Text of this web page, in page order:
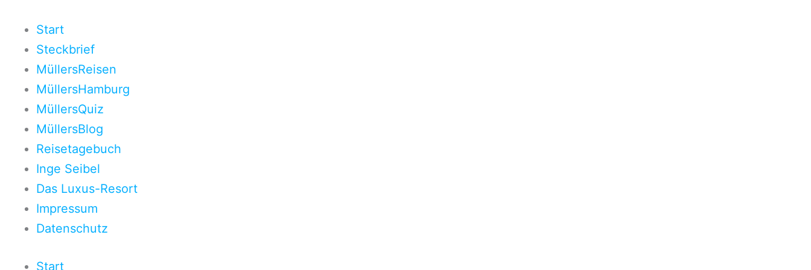
Inhalt
springen
Start
Steckbrief
MüllersReisen
MüllersHamburg
MüllersQuiz
MüllersBlog
Reisetagebuch
Inge Seibel
Das Luxus-Resort
Impressum
Datenschutz
Start